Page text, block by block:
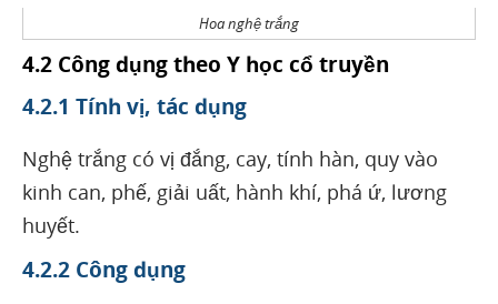
Hoa nghệ trắng
4.2 Công dụng theo Y học cổ truyền
4.2.1 Tính vị, tác dụng
Nghệ trắng có vị đắng, cay, tính hàn, quy vào
kinh can, phế, giải uất, hành khí, phá ứ, lương
huyết.
4.2.2 Công dụng